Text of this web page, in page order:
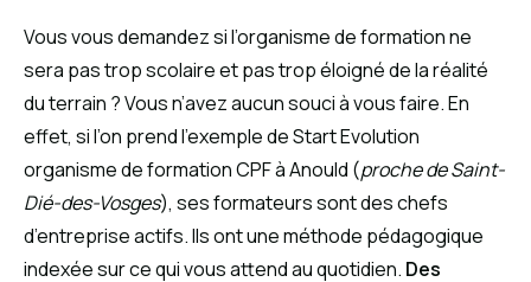
Vous vous demandez si l’organisme de formation ne
sera pas trop scolaire et pas trop éloigné de la réalité
du terrain ? Vous n’avez aucun souci à vous faire. En
effet, si l’on prend l’exemple de Start Evolution
organisme de formation CPF à Anould (proche de Saint-
Dié-des-Vosges), ses formateurs sont des chefs
d’entreprise actifs. Ils ont une méthode pédagogique
indexée sur ce qui vous attend au quotidien. Des